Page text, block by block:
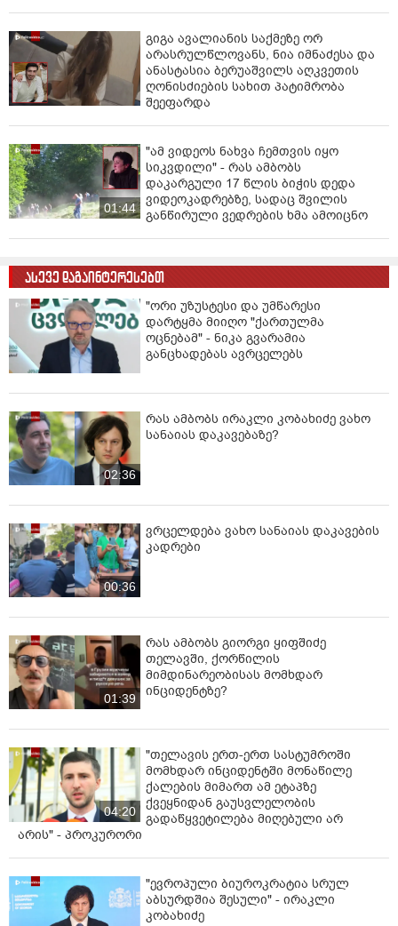
გიგა ავალიანის საქმეზე ორ
არასრულწლოვანს, ნია იმნაძესა და
ანასტასია ბერუაშვილს აღკვეთის
ღონისძიების სახით პატიმრობა
შეეფარდა
01:44
"ამ ვიდეოს ნახვა ჩემთვის იყო
სიკვდილი" - რას ამბობს
დაკარგული 17 წლის ბიჭის დედა
ვიდეოკადრებზე, სადაც შვილის
განწირული ვედრების ხმა ამოიცნო
ასევე დაგაინტერესებთ
"ორი უზუსტესი და უმწარესი
დარტყმა მიიღო "ქართულმა
ოცნებამ" - ნიკა გვარამია
განცხადებას ავრცელებს
02:36
რას ამბობს ირაკლი კობახიძე ვახო
სანაიას დაკავებაზე?
00:36
ვრცელდება ვახო სანაიას დაკავების
კადრები
01:39
რას ამბობს გიორგი ყიფშიძე
თელავში, ქორწილის
მიმდინარეობისას მომხდარ
ინციდენტზე?
04:20
"თელავის ერთ-ერთ სასტუმროში
მომხდარ ინციდენტში მონაწილე
ქალების მიმართ ამ ეტაპზე
ქვეყნიდან გაუსვლელობის
გადაწყვეტილება მიღებული არ
არის" - პროკურორი
"ევროპული ბიუროკრატია სრულ
აბსურდშია შესული" - ირაკლი
კობახიძე